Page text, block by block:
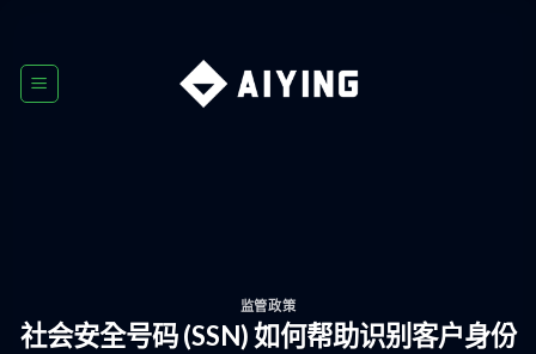
content
监管政策
社会安全号码 (SSN) 如何帮助识别客户身份